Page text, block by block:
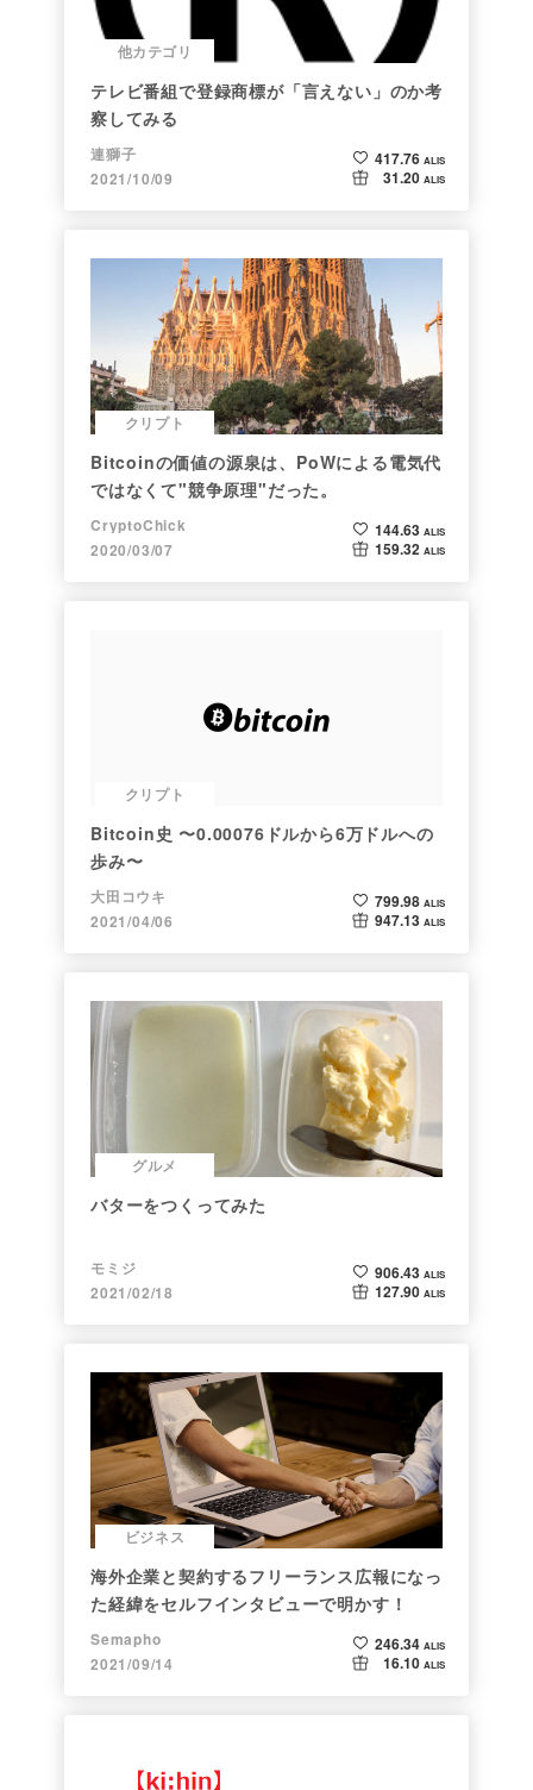
他カテゴリ
テレビ番組で登録商標が「言えない」のか考
察してみる
連獅子
2021/10/09
417.76 ALIS
31.20 ALIS
クリプト
Bitcoinの価値の源泉は、PoWによる電気代
ではなくて"競争原理"だった。
CryptoChick
2020/03/07
144.63 ALIS
159.32 ALIS
クリプト
Bitcoin史 〜0.00076ドルから6万ドルへの
歩み〜
大田コウキ
2021/04/06
799.98 ALIS
947.13 ALIS
グルメ
バターをつくってみた
モミジ
2021/02/18
906.43 ALIS
127.90 ALIS
ビジネス
海外企業と契約するフリーランス広報になっ
た経緯をセルフインタビューで明かす！
Semapho
2021/09/14
246.34 ALIS
16.10 ALIS